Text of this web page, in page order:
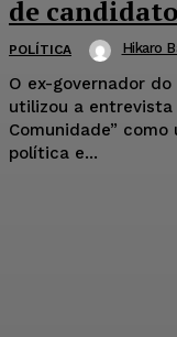
de
POLÍTICA Hikaro
O ex-governador
utilizou a entrevista
Comunidade”
política e...